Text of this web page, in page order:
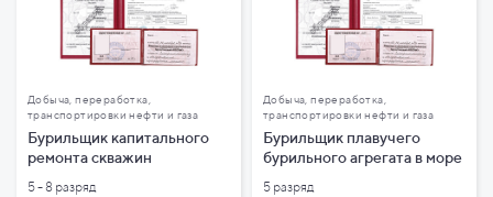
Добыча, переработка,
транспортировки нефти и газа
Бурильщик капитального
ремонта скважин
5 - 8 разряд
Добыча, переработка,
транспортировки нефти и газа
Бурильщик плавучего
бурильного агрегата в море
5 разряд